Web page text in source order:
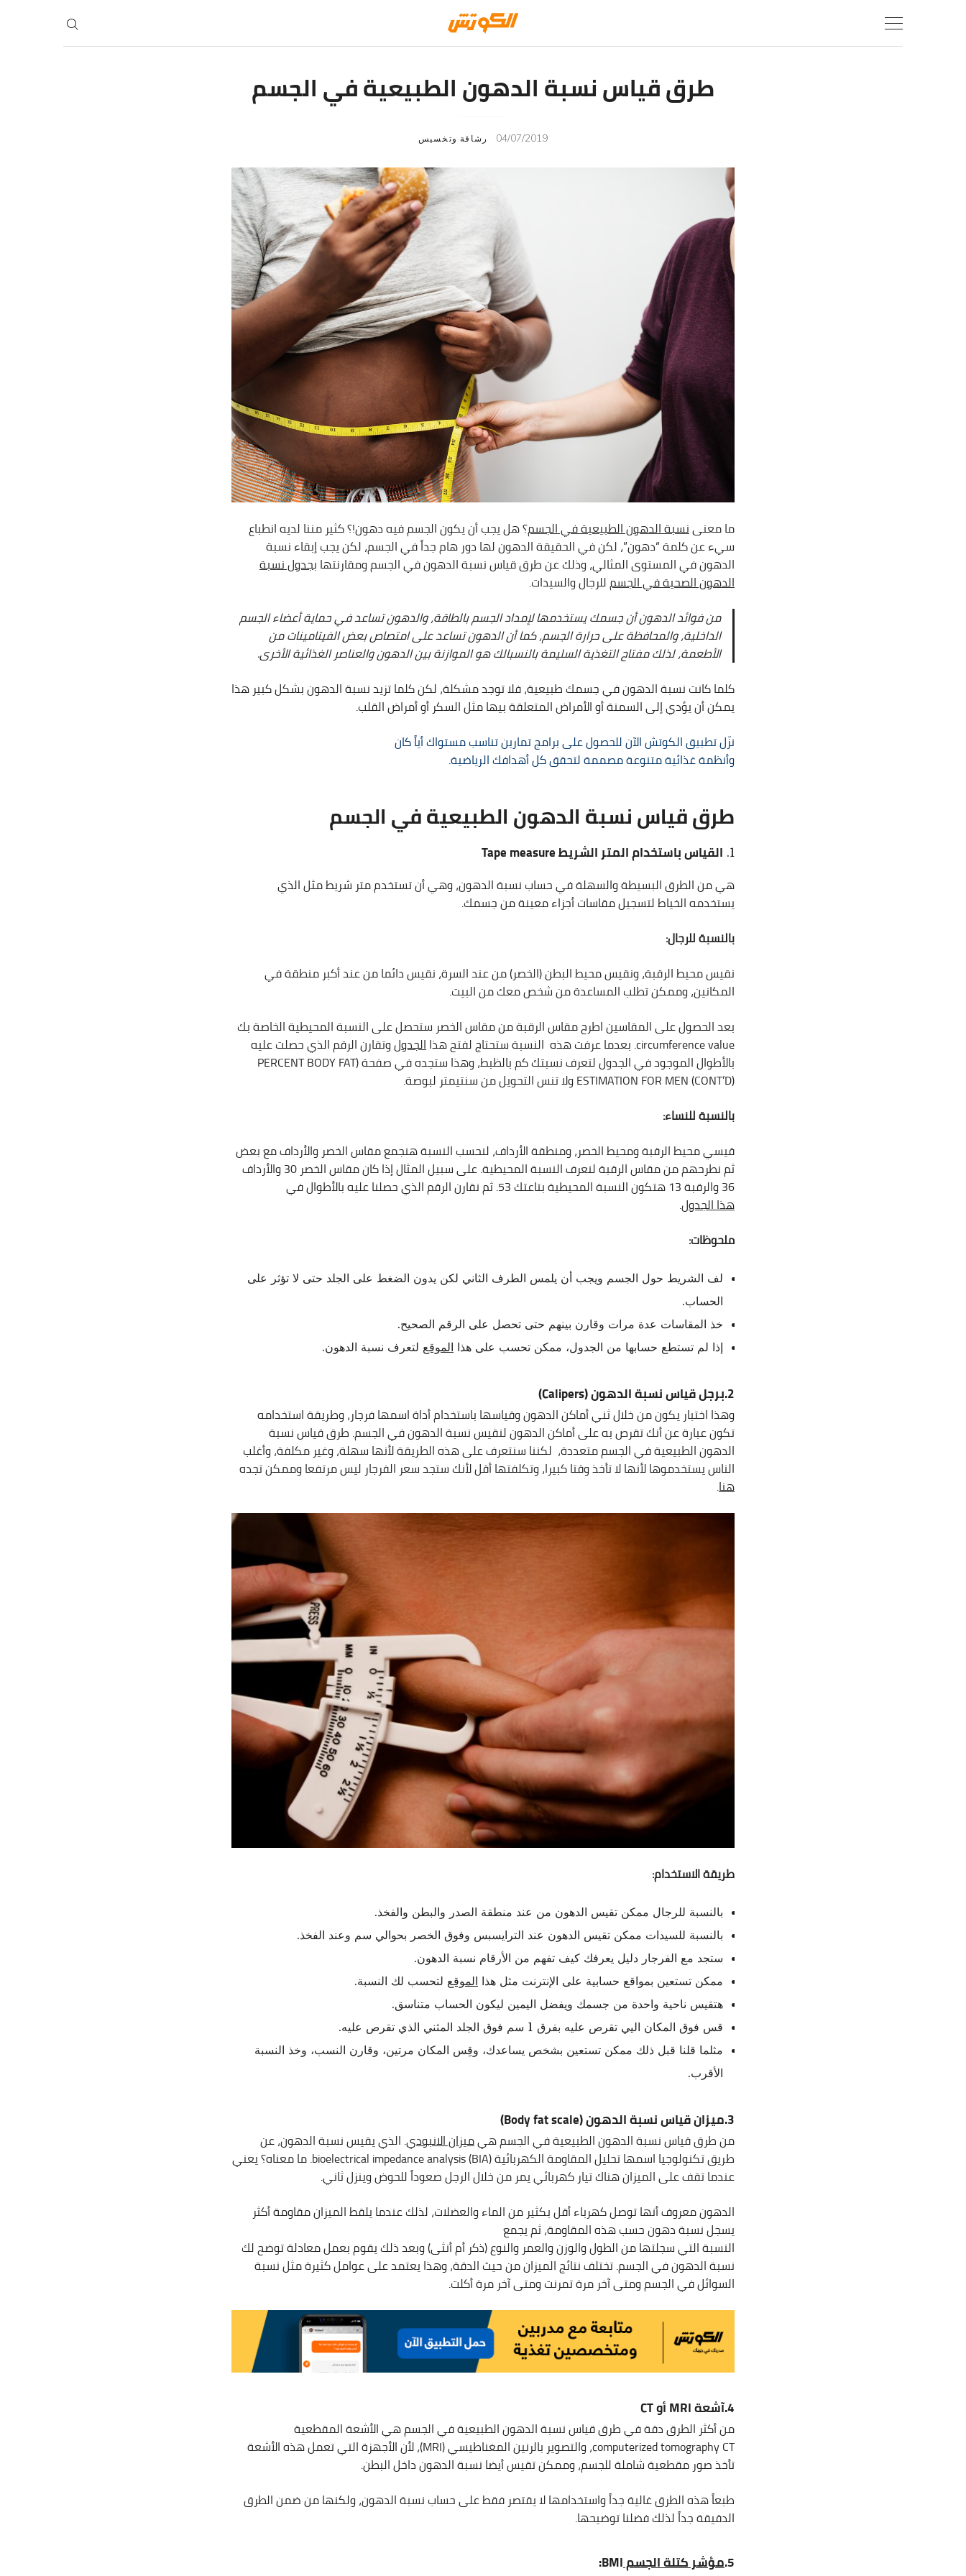
طرق قياس نسبة الدهون الطبيعية في الجسم
04/07/2019 رشاقة وتخسيس
ما معنىنسبة الدهون الطبيعية في الجسم؟ هل يجب أن يكون الجسم فيه دهون!؟ كثير مننا لديه انطباع
سيء عن كلمة “دهون”، لكن في الحقيقة الدهون لها دور هام جداً في الجسم، لكن يجب إبقاء نسبة
الدهون في المستوى المثالي، وذلك عن طرق قياس نسبة الدهون في الجسم ومقارنتها بجدول نسبة
الدهون الصحية في الجسمللرجال والسيدات.
من فوائد الدهون أن جسمك يستخدمها لإمداد الجسم بالطاقة، والدهون تساعد في حماية أعضاء الجسم
الداخلية، والمحافظة على حرارة الجسم، كما أن الدهون تساعد على امتصاص بعض الفيتامينات من
الأطعمة، لذلك مفتاح التغذية السليمة بالنسبالك هو الموازنة بين الدهون والعناصر الغذائية الأخرى.
كلما كانت نسبة الدهون في جسمك طبيعية، فلا توجد مشكلة، لكن كلما تزيد نسبة الدهون بشكل كبير هذا
يمكن أن يؤدي إلى السمنة أو الأمراض المتعلقة بيها مثل السكر أو أمراض القلب.
نزّل تطبيق الكوتش الآن للحصول على برامج تمارين تناسب مستواك أياً كان
وأنظمة غذائية متنوعة مصممة لتحقق كل أهدافك الرياضية.
طرق قياس نسبة الدهون الطبيعية في الجسم
القياس باستخدام المتر الشريطTape measure
هي من الطرق البسيطة والسهلة في حساب نسبة الدهون، وهي أن تستخدم متر شريط مثل الذي
يستخدمه الخياط لتسجيل مقاسات أجزاء معينة من جسمك.
بالنسبة للرجال:
نقيس محيط الرقبة، ونقيس محيط البطن (الخصر) من عند السرة، نقيس دائما من عند أكبر منطقة في
المكانين، وممكن تطلب المساعدة من شخص معك من البيت.
بعد الحصول على المقاسين اطرح مقاس الرقبة من مقاس الخصر ستحصل على النسبة المحيطية الخاصة بك
circumference value. بعدما عرفت هذه النسبة ستحتاج لفتح هذا
الجدولوتقارن الرقم الذي حصلت عليه
بالأطوال الموجود في الجدول لتعرف نسبتك كم بالظبط، وهذا ستجده في صفحة (PERCENT BODY FAT
ESTIMATION FOR MEN (CONT’D) ولا تنس التحويل من سنتيمتر لبوصة.
بالنسبة للنساء:
قيسي محيط الرقبة ومحيط الخصر، ومنطقة الأرداف، لنحسب النسبة هنجمع مقاس الخصر والأرداف مع بعض
ثم نطرحهم من مقاس الرقبة لنعرف النسبة المحيطية. على سبيل المثال إذا كان مقاس الخصر 30 والأرداف
36 والرقبة 13 هتكون النسبة المحيطية بتاعتك 53. ثم نقارن الرقم الذي حصلنا عليه بالأطوال في
هذا الجدول.
ملحوظات:
لف الشريط حول الجسم ويجب أن يلمس الطرف الثاني لكن يدون الضغط على الجلد حتى لا تؤثر على
الحساب.
خذ المقاسات عدة مرات وقارن بينهم حتى تحصل على الرقم الصحيح.
إذا لم تستطع حسابها من الجدول، ممكن تحسب على هذا الموقع لتعرف نسبة الدهون.
2.برجل قياس نسبة الدهون ( Calipers
)
وهذا اختبار يكون من خلال ثني أماكن الدهون وقياسها باستخدام أداة اسمها فرجار، وطريقة استخدامه
تكون عبارة عن أنك تقرص به على أماكن الدهون لنقيس نسبة الدهون في الجسم. طرق قياس نسبة
الدهون الطبيعية في الجسم متعددة، لكننا سنتعرف على هذه الطريقة لأنها سهلة، وغير مكلفة، وأغلب
الناس يستخدموها لأنها لا تأخذ وقتا كبيرا، وتكلفتها أقل لأنك ستجد سعر الفرجار ليس مرتفعا وممكن تجده
هنا.
طريقة الاستخدام:
بالنسبة للرجال ممكن تقيس الدهون من عند منطقة الصدر والبطن والفخذ.
بالنسبة للسيدات ممكن تقيس الدهون عند الترايسبس وفوق الخصر بحوالي سم وعند الفخذ.
ستجد مع الفرجار دليل يعرفك كيف تفهم من الأرقام نسبة الدهون.
ممكن تستعين بمواقع حسابية على الإنترنت مثل هذا الموقع لتحسب لك النسبة.
هتقيس ناحية واحدة من جسمك ويفضل اليمين ليكون الحساب متناسق.
قس فوق المكان اليي تقرص عليه بفرق 1 سم فوق الجلد المثني الذي تقرص عليه.
مثلما قلنا قبل ذلك ممكن تستعين بشخص يساعدك، وقِس المكان مرتين، وقارن النسب، وخذ النسبة
الأقرب.
3.ميزان قياس نسبة الدهون ( Body fat scale
)
من طرق قياس نسبة الدهون الطبيعية في الجسم هيميزان الانبودي. الذي يقيس نسبة الدهون، عن
طريق تكنولوجيا اسمها تحليل المقاومة الكهربائية (bioelectrical impedance analysis (BIA. ما معناه؟ يعني
عندما تقف على الميزان هناك تيار كهربائي يمر من خلال الرجل صعوداً للحوض وينزل ثاني.
الدهون معروف أنها توصل كهرباء أقل بكثير من الماء والعضلات، لذلك عندما يلقط الميزان مقاومة أكثر
يسجل نسبة دهون حسب هذه المقاومة، ثم يجمع
النسبة التي سجلتها من الطول والوزن والعمر والنوع (ذكر أم أنثى) وبعد ذلك يقوم بعمل معادلة توضح لك
نسبة الدهون في الجسم. تختلف نتائج الميزان من حيث الدقة، وهذا يعتمد على عوامل كثيرة مثل نسبة
السوائل في الجسم ومتى آخر مرة تمرنت ومتى آخر مرة أكلت.
4.آشعة MRIأوCT
من أكثر الطرق دقة في طرق قياس نسبة الدهون الطبيعية في الجسم هي الأشعة المقطعية
computerized tomography CT، والتصوير بالرنين المغناطيسي (MRI)، لأن الأجهزة التي تعمل هذه الأشعة
تأخذ صور مقطعية شاملة للجسم، وممكن تقيس أيضا نسبة الدهون داخل البطن.
طبعاً هذه الطرق غالية جداً واستخدامها لا يقتصر فقط على حساب نسبة الدهون، ولكنها من ضمن الطرق
الدقيقة جداً لذلك فضلنا توضيحها.
5.مؤشر كتلة الجسمBMI: